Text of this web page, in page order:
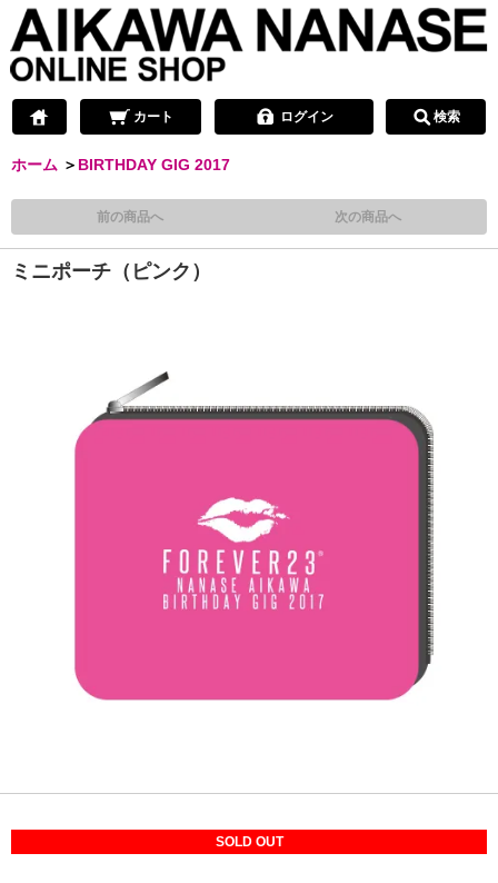
カート ログイン 検索
ホーム ＞ BIRTHDAY GIG 2017
前の商品へ 次の商品へ
ミニポーチ（ピンク）
SOLD OUT